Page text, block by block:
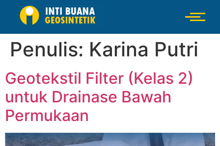
Penulis: Karina Putri
Geotekstil Filter (Kelas 2)
untuk Drainase Bawah
Permukaan